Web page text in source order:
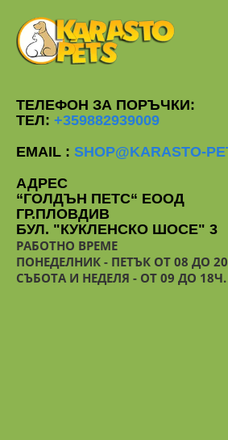
ТЕЛЕФОН ЗА ПОРЪЧКИ:
ТЕЛ: +359882939009
EMAIL : SHOP@KARASTO-
АДРЕС
“ГОЛДЪН ПЕТС“ ЕООД
ГР.ПЛОВДИВ
БУЛ. "КУКЛЕНСКО ШОСЕ" 3
РАБОТНО ВРЕМЕ
ПОНЕДЕЛНИК - ПЕТЪК ОТ 08 ДО
СЪБОТА И НЕДЕЛЯ - ОТ 09 ДО 18Ч.